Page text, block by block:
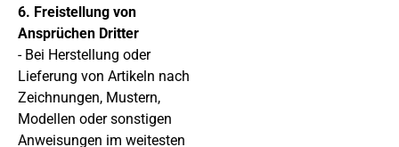
6. Freistellung von
Ansprüchen Dritter
- Bei Herstellung oder
Lieferung von Artikeln nach
Zeichnungen, Mustern,
Modellen oder sonstigen
Anweisungen im weitesten